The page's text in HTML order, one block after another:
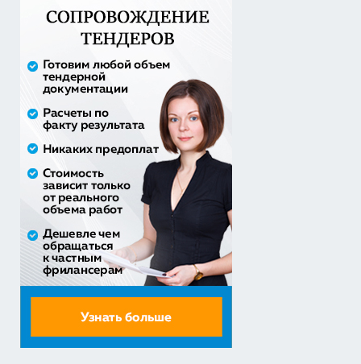
20% аванс;
Закупка путевок в детские специализированные
(профильные) ла...
3 241 482,30 руб. - сумма сделки
30% аванс;
приобретение жилого помещения (квартиры) в
муниципальную соб...
1 538 252,80 руб. - сумма сделки
30% аванс;
Закупка путевок в санаторно-курортные организации
детям-сиро...
5 860 400,00 руб. - сумма сделки
30% аванс;